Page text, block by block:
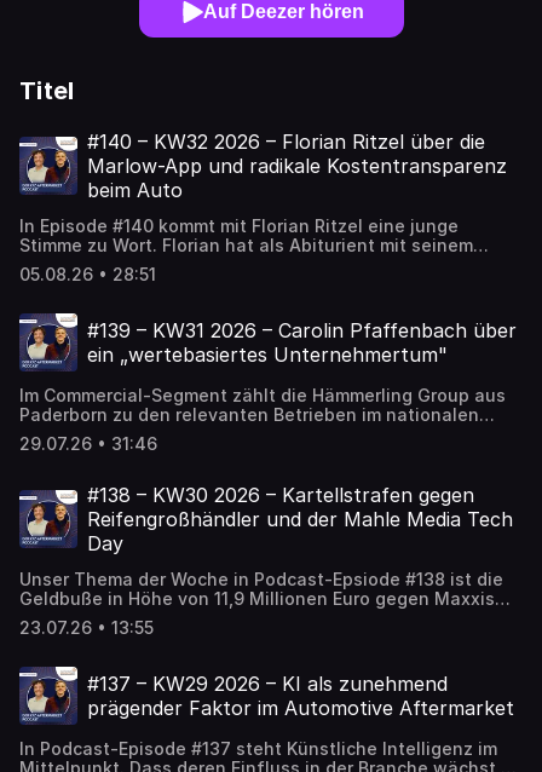
Auf Deezer hören
Titel
#140 – KW32 2026 – Florian Ritzel über die
Marlow-App und radikale Kostentransparenz
beim Auto
In Episode #140 kommt mit Florian Ritzel eine junge
Stimme zu Wort. Florian hat als Abiturient mit seinem
Kumpel Jannik Kirchhoff die App Marlow entwickelt und
gelauncht. Diese unterstützt dabei, die tatsächlichen
Automotive Insights spricht er über die Start-up-Kultur in
Deutschland, die Selbstverständlichkeit im Umgang mit KI
sowie einen ganzheitlichen Blick auf die Kostenfaktoren
Marlow verbessern, das Studium aufnehmen, den
Führerschein machen.
05.08.26 • 28:51
#139 – KW31 2026 – Carolin Pfaffenbach über
ein „wertebasiertes Unternehmertum"
Im Commercial-Segment zählt die Hämmerling Group aus
Paderborn zu den relevanten Betrieben im nationalen
Reifengroßhandel. In zweiter Generation wird das
Unternehmen mittlerweile von Carolin Pfaffenbach
berichtet Carolin von ihrem Aufwachsen im
Familienbetrieb, strategischen Herausforderungen im
Reifengeschäft sowie ihrem Führungsansatz und einem
„wertebasierten Unternehmertum" im Mittelstand.
29.07.26 • 31:46
#138 – KW30 2026 – Kartellstrafen gegen
Reifengroßhändler und der Mahle Media Tech
Day
Unser Thema der Woche in Podcast-Epsiode #138 ist die
Geldbuße in Höhe von 11,9 Millionen Euro gegen Maxxis
International, Best4Tires Berlin und die Reifen Müller
GmbH & Co. KG. Das Bundeskartellamt ahndet mit dem
Preisbindungen" beim Vertrieb von Reifen der Marken
Maxxis und CST. Kay fasst zusammen, was bisher zu dem
Fall bekannt ist. Abschließend berichtet Daniel vom Mahle
hat. Im Vorfeld der Automechanika und der IAA
23.07.26 • 13:55
#137 – KW29 2026 – KI als zunehmend
prägender Faktor im Automotive Aftermarket
In Podcast-Episode #137 steht Künstliche Intelligenz im
Mittelpunkt. Dass deren Einfluss in der Branche wächst,